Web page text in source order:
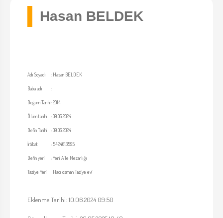
Hasan BELDEK
Adı Soyadı : Hasan BELDEK
Baba adı :
Doğum Tarihi:2014
Ölüm tarihi :09.06.2024
Defin Tarihi :09.06.2024
İrtibat :5424613595
Defin yeri :Yeni Aile Mezarlığı
Taziye Yeri Hacı osman Taziye evi
Eklenme Tarihi: 10.06.2024 09:50